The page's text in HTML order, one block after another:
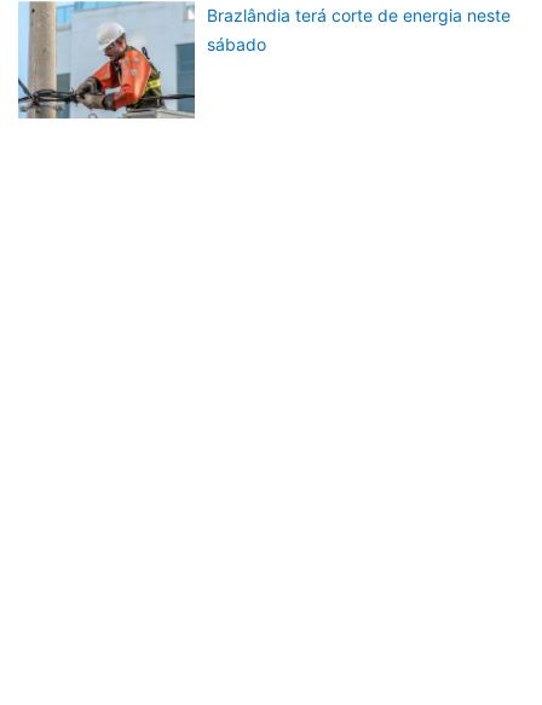
Brazlândia terá corte de energia neste
sábado